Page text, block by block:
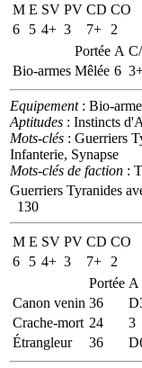
M E SV PV CD CO
6
5 4+ 3 7+
2
Portée A
Bio-armes Mêlée 6
Equipement: Bio-
Aptitudes : Instincts
Mots-clés : Guerriers
Infanterie, Synapse
Mots-clés de faction :
Guerriers Tyranides
130
M E SV PV CD CO
6
5 4+ 3 7+
2
Portée A
Canon venin 36
Crache-mort 24 3
Étrangleur
36